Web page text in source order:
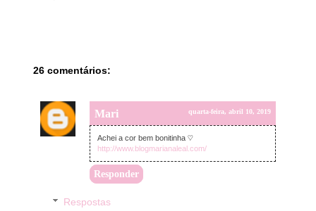
26 comentários:
Mari quarta-feira, abril 10, 2019
Achei a cor bem bonitinha ♡
http://www.blogmarianaleal.com/
Responder
Respostas